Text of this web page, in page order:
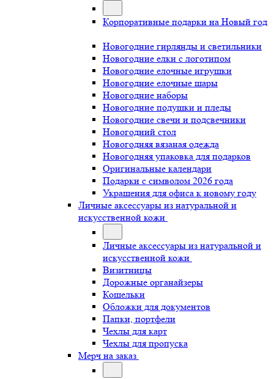
Корпоративные подарки на Новый год
Новогодние гирлянды и светильники
Новогодние елки с логотипом
Новогодние елочные игрушки
Новогодние елочные шары
Новогодние наборы
Новогодние подушки и пледы
Новогодние свечи и подсвечники
Новогодний стол
Новогодняя вязаная одежда
Новогодняя упаковка для подарков
Оригинальные календари
Подарки с символом 2026 года
Украшения для офиса к новому году
Личные аксессуары из натуральной и
искусственной кожи
Личные аксессуары из натуральной и
искусственной кожи
Визитницы
Дорожные органайзеры
Кошельки
Обложки для документов
Папки, портфели
Чехлы для карт
Чехлы для пропуска
Мерч на заказ